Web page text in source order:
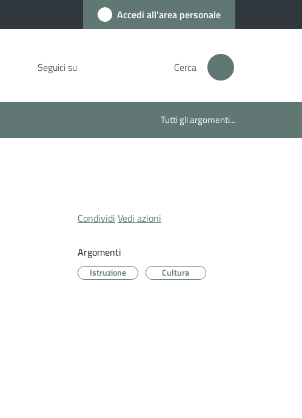
Accedi all'area personale
Seguici su Cerca
Tutti gli argomenti...
Condividi Vedi azioni
Argomenti
Istruzione Cultura